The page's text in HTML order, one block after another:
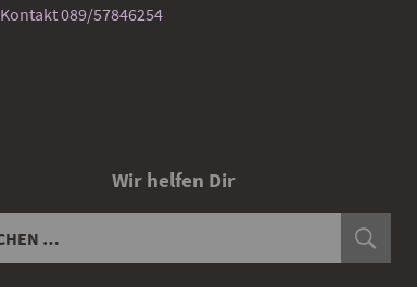
Kontakt 089/57846254
Wir helfen Dir